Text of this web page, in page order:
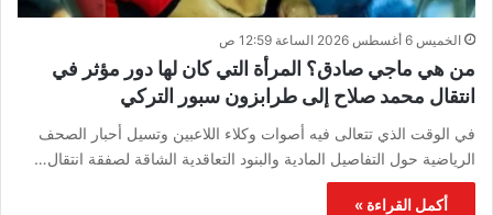
الخميس 6 أغسطس 2026 الساعة 12:59 ص
من هي ماجي صادق؟ المرأة التي كان لها دور مؤثر في
انتقال محمد صلاح إلى طرابزون سبور التركي
في الوقت الذي تتعالى فيه أصوات وكلاء اللاعبين وتسيل أحبار الصحف
الرياضية حول التفاصيل المادية والبنود التعاقدية الشاقة لصفقة انتقال…
أكمل القراءة »